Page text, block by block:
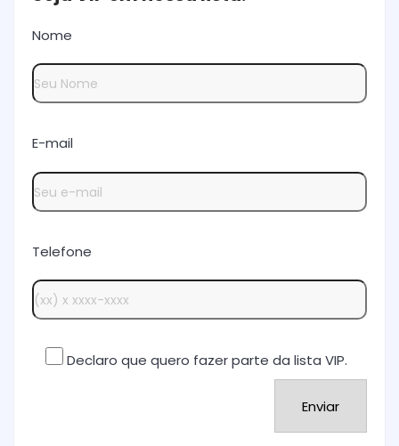
Nome
E-mail
Telefone
Declaro que quero fazer parte da lista VIP.